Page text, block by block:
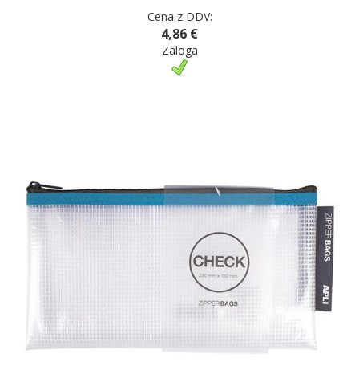
Cena z DDV:
4,86 €
Zaloga